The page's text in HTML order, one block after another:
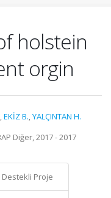
holstein
orgin
,EKİZ B.,YALÇINTAN H.
Diğer, 2017 - 2017
Proje